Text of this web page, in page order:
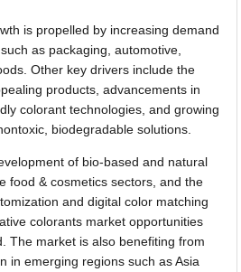
is propelled by increasing demand
as packaging, automotive,
Other key drivers include the
products, advancements in
colorant technologies, and growing
biodegradable solutions.
of bio-based and natural
food & cosmetics sectors, and the
and digital color matching
colorants market opportunities
The market is also benefiting from
in emerging regions such as Asia